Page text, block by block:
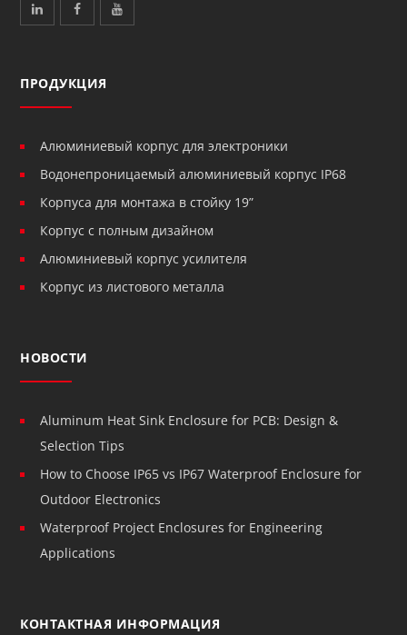
ПРОДУКЦИЯ
Алюминиевый корпус для электроники
Водонепроницаемый алюминиевый корпус IP68
Корпуса для монтажа в стойку 19”
Корпус с полным дизайном
Алюминиевый корпус усилителя
Корпус из листового металла
НОВОСТИ
Aluminum Heat Sink Enclosure for PCB: Design &
Selection Tips
How to Choose IP65 vs IP67 Waterproof Enclosure for
Outdoor Electronics
Waterproof Project Enclosures for Engineering
Applications
КОНТАКТНАЯ ИНФОРМАЦИЯ